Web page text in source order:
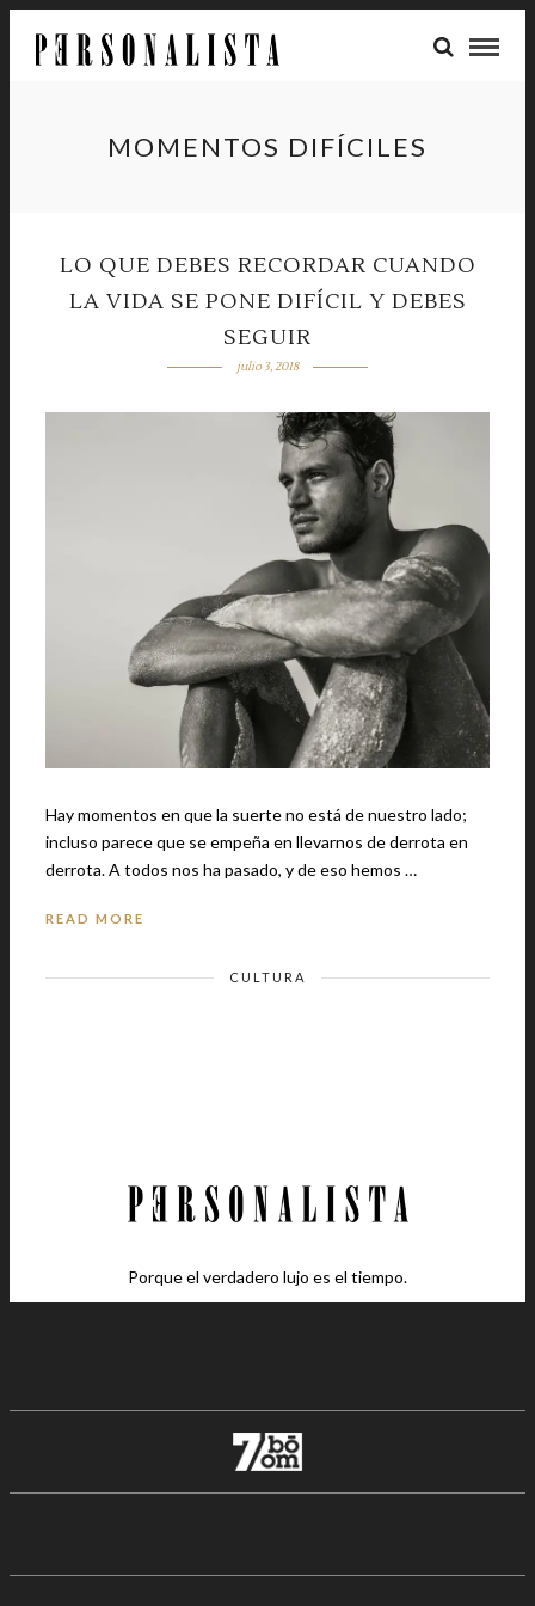
MOMENTOS DIFÍCILES
LO QUE DEBES RECORDAR CUANDO
LA VIDA SE PONE DIFÍCIL Y DEBES
SEGUIR
julio 3, 2018
Hay momentos en que la suerte no está de nuestro lado;
incluso parece que se empeña en llevarnos de derrota en
derrota. A todos nos ha pasado, y de eso hemos …
READ MORE
CULTURA
Porque el verdadero lujo es el tiempo.